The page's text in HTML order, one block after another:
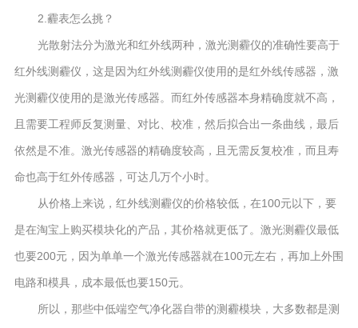
2.霾表怎么挑？
光散射法分为激光和红外线两种，激光测霾仪的准确性要高于
红外线测霾仪，这是因为红外线测霾仪使用的是红外线传感器，激
光测霾仪使用的是激光传感器。而红外传感器本身精确度就不高，
且需要工程师反复测量、对比、校准，然后拟合出一条曲线，最后
依然是不准。激光传感器的精确度较高，且无需反复校准，而且寿
命也高于红外传感器，可达几万个小时。
从价格上来说，红外线测霾仪的价格较低，在100元以下，要
是在淘宝上购买模块化的产品，其价格就更低了。激光测霾仪最低
也要200元，因为单单一个激光传感器就在100元左右，再加上外围
电路和模具，成本最低也要150元。
所以，那些中低端空气净化器自带的测霾模块，大多数都是测